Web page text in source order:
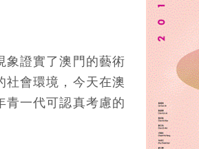
象證實了澳門的藝術
社會環境，今天在澳
青一代可認真考慮的